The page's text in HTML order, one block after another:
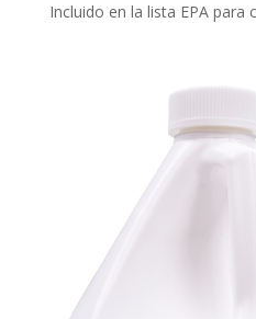
Incluido en la lista EPA para